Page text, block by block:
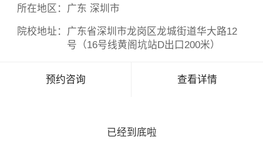
所在地区： 广东 深圳市
院校地址： 广东省深圳市龙岗区龙城街道华大路12
号（16号线黄阁坑站D出口200米）
预约咨询 查看详情
已经到底啦